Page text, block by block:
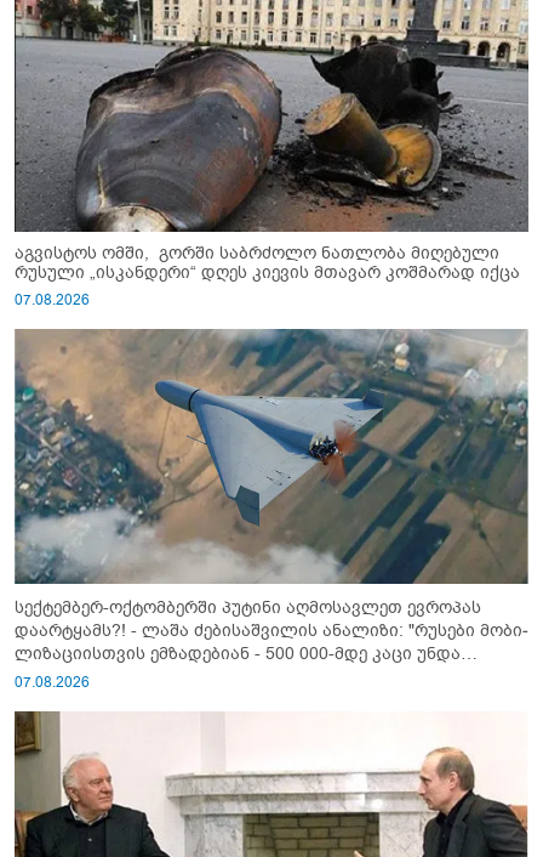
აგვისტოს ომში, გორში საბრძოლო ნათლობა მიღებული
რუსული „ისკანდერი“ დღეს კიევის მთავარ კოშმარად იქცა
07.08.2026
სექტემბერ-ოქტომბერში პუტინი აღმოსავლეთ ევროპას
დაარტყამს?! - ლაშა ძებისაშვილის ანალიზი: "რუსები მობი­
ლიზაციისთვის ემზადებიან - 500 000-მდე კაცი უნდა
გაიწვიონ ომში"
07.08.2026